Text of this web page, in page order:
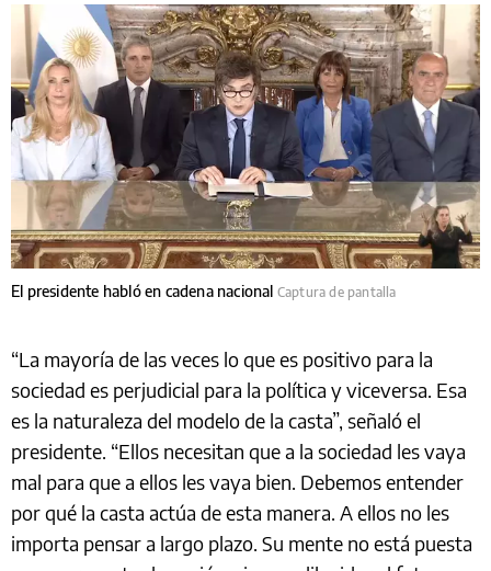
El presidente habló en cadena nacional Captura de pantalla
“La mayoría de las veces lo que es positivo para la
sociedad es perjudicial para la política y viceversa. Esa
es la naturaleza del modelo de la casta”, señaló el
presidente. “Ellos necesitan que a la sociedad les vaya
mal para que a ellos les vaya bien. Debemos entender
por qué la casta actúa de esta manera. A ellos no les
importa pensar a largo plazo. Su mente no está puesta